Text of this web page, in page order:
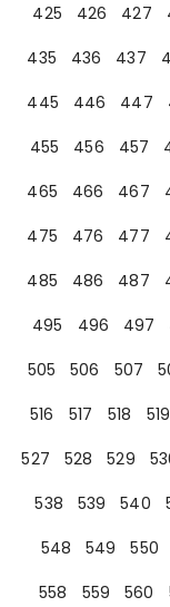
425
426 427
435
436 437
445
446 447
455
456 457
465
466 467
475
476 477
485
486 487
495
496 497
505
506 507
516
517 518 519
527
528 529
538
539 540
548
549 550
558
559 560